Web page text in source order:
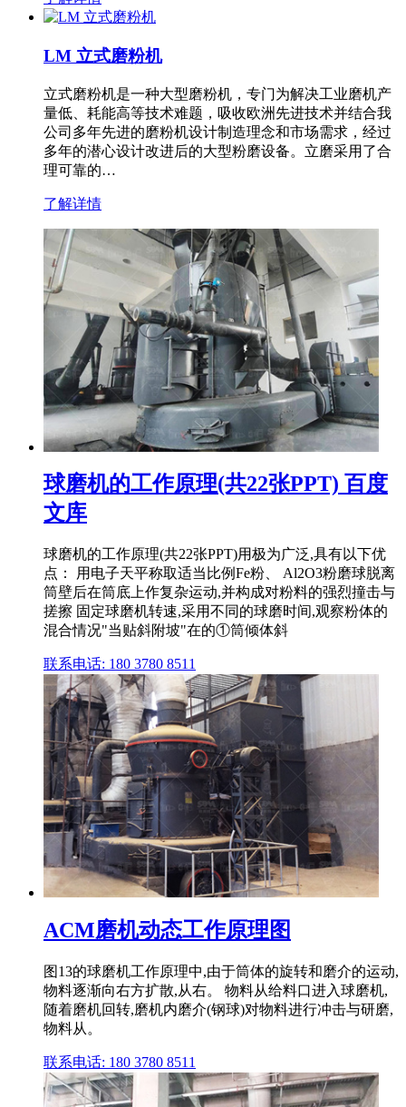
LM 立式磨粉机
立式磨粉机是一种大型磨粉机，专门为解决工业磨机产
量低、耗能高等技术难题，吸收欧洲先进技术并结合我
公司多年先进的磨粉机设计制造理念和市场需求，经过
多年的潜心设计改进后的大型粉磨设备。立磨采用了合
理可靠的…
了解详情
球磨机的工作原理(共22张PPT) 百度
文库
球磨机的工作原理(共22张PPT)用极为广泛,具有以下优
点： 用电子天平称取适当比例Fe粉、 Al2O3粉磨球脱离
筒壁后在筒底上作复杂运动,并构成对粉料的强烈撞击与
搓擦 固定球磨机转速,采用不同的球磨时间,观察粉体的
混合情况"当贴斜附坡"在的①筒倾体斜
联系电话: 180 3780 8511
ACM磨机动态工作原理图
图13的球磨机工作原理中,由于筒体的旋转和磨介的运动,
物料逐渐向右方扩散,从右。 物料从给料口进入球磨机,
随着磨机回转,磨机内磨介(钢球)对物料进行冲击与研磨,
物料从。
联系电话: 180 3780 8511